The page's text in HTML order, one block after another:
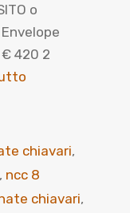
o
€ 420 2
chiavari,
, ncc 8
chiavari,